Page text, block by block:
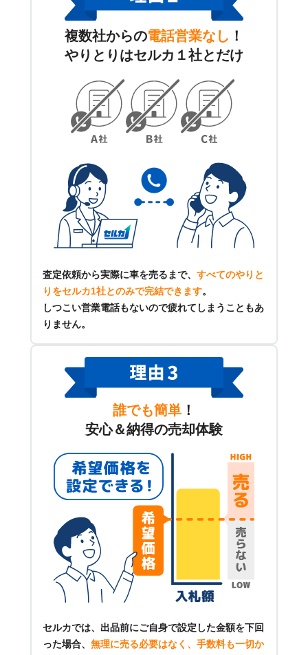
複数社からの電話営業なし ！
やりとりはセルカ１社とだけ
査定依頼から実際に車を売るまで、 すべてのやりと
りをセルカ1社とのみで完結できます。
しつこい営業電話もないので疲れてしまうこともあ
りません。
誰でも簡単 ！
安心＆納得の売却体験
セルカでは、出品前にご自身で設定した金額を下回
った場合、 無理に売る必要はなく、手数料も一切か